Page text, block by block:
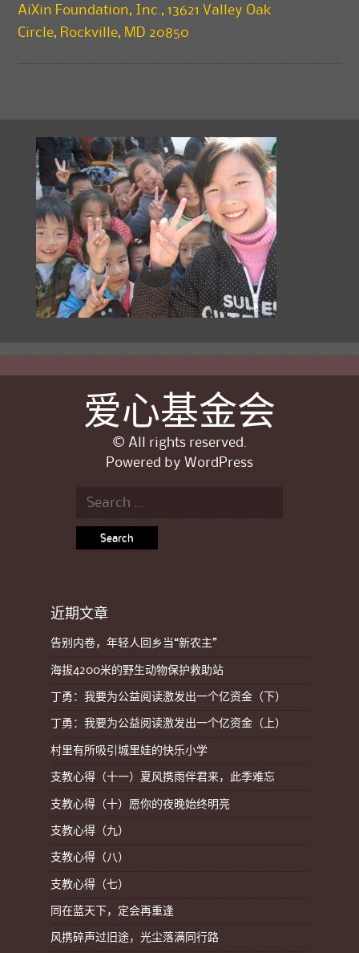
AiXin Foundation, Inc., 13621 Valley Oak
Circle, Rockville, MD 20850
爱心基金会
© All rights reserved.
Powered by WordPress
Search for:
近期文章
告别内卷，年轻人回乡当“新农主”
海拔4200米的野生动物保护救助站
丁勇：我要为公益阅读激发出一个亿资金（下）
丁勇：我要为公益阅读激发出一个亿资金（上）
村里有所吸引城里娃的快乐小学
支教心得（十一）夏风携雨伴君来，此季难忘
支教心得（十）愿你的夜晚始终明亮
支教心得（九）
支教心得（八）
支教心得（七）
同在蓝天下，定会再重逢
风携碎声过旧途，光尘落满同行路